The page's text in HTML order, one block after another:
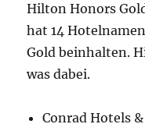
Hilton Honors
hat 14
Gold beinhalten.
was dabei.
Conrad Hotels